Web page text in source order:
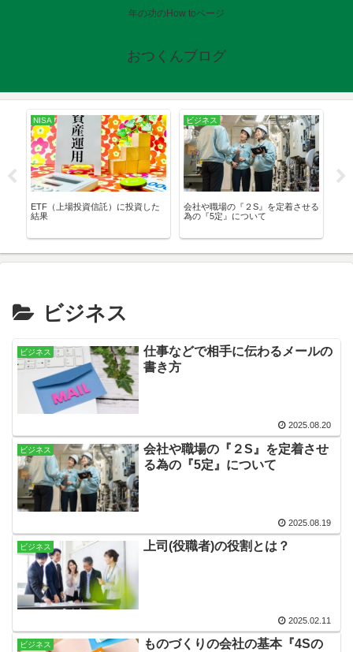
年の功のHow toページ
おつくんブログ
NISA
ETF（上場投資信託）に投資した
結果
ビジネス
会社や職場の『２S』を定着させる
為の『5定』について
ビジネス
ビジネス
仕事などで相手に伝わるメールの
書き方
2025.08.20
ビジネス
会社や職場の『２S』を定着させ
る為の『5定』について
2025.08.19
ビジネス 上司(役職者)の役割とは？
2025.02.11
ビジネス
ものづくりの会社の基本『4Sの